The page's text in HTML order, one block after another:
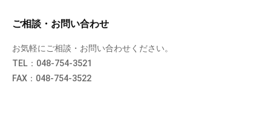
ご相談・お問い合わせ
お気軽にご相談・お問い合わせください。
TEL：048-754-3521
FAX：048-754-3522